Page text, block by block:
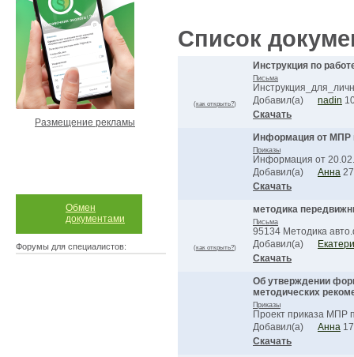
Размещение рекламы
Обмен
документами
Форумы для специалистов:
Список
(как открыть?)
Инструкция по
Письма
Добавил(а)
nadin
Скачать
Информация от МПР
Приказы
Информация от
Добавил(а)
Анна
Скачать
(как открыть?)
методика
Письма
95134 Методика
Добавил(а)
Скачать
Об утверждении
методических
Приказы
Проект приказа МПР
Добавил(а)
Анна
Скачать